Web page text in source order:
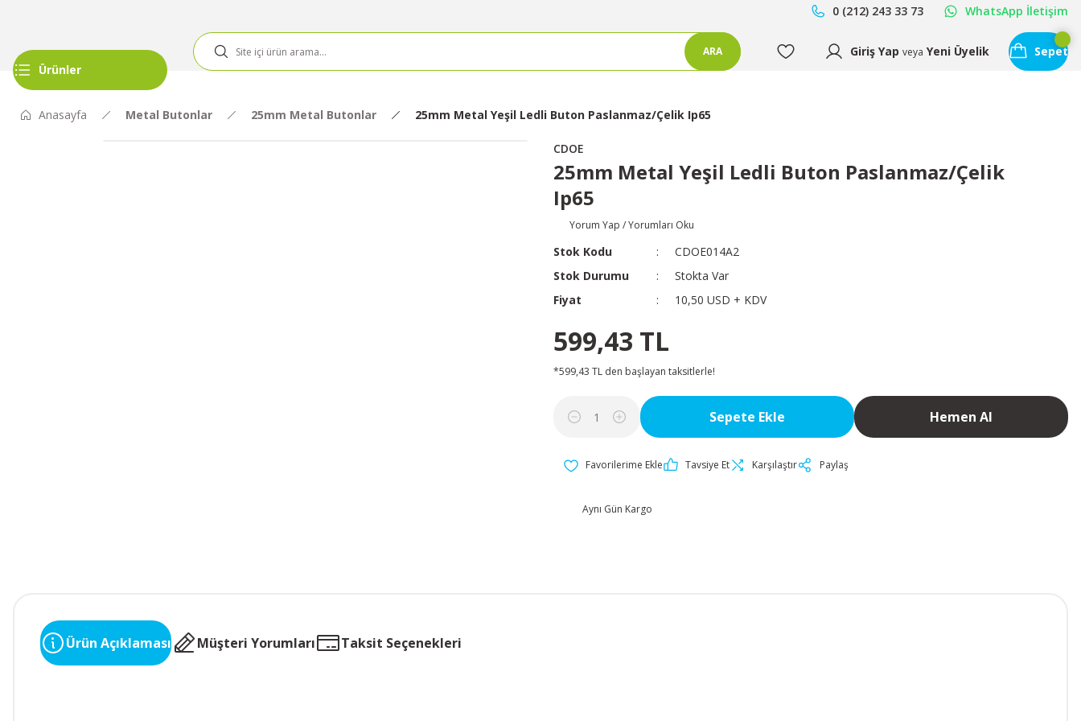
0 (212) 243 33 73 WhatsApp İletişim
ARA Giriş Yap veya Yeni Üyelik
Sepet
Ürünler
Anasayfa Metal Butonlar 25mm Metal Butonlar 25mm Metal Yeşil Ledli Buton Paslanmaz/Çelik Ip65
CDOE
25mm Metal Yeşil Ledli Buton Paslanmaz/Çelik
Ip65
Yorum Yap / Yorumları Oku
Stok Kodu
CDOE014A2
Stok Durumu
Stokta Var
Fiyat
10,50 USD + KDV
599,43 TL
*599,43 TL den başlayan taksitlerle!
Sepete Ekle Hemen Al
Tavsiye Et Karşılaştır Paylaş
Aynı Gün Kargo
Ürün Açıklaması Müşteri Yorumları Taksit Seçenekleri